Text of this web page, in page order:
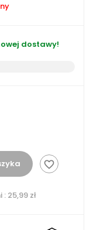
dostawy!
favorite_border
: 25,99 zł